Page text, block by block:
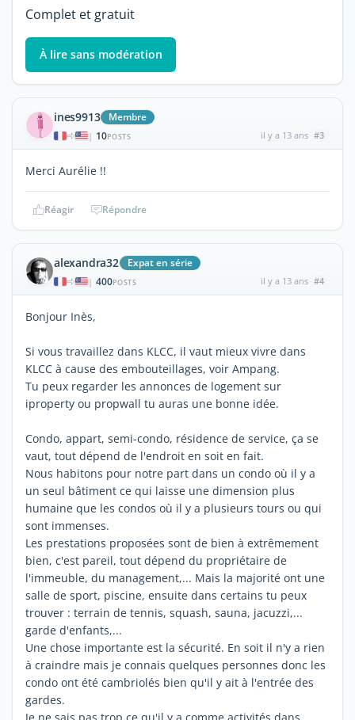
Complet et gratuit
À lire sans modération
ines9913 Membre
| 10POSTS il y a 13 ans #3
Merci Aurélie !!
Réagir Répondre
alexandra32 Expat en série
| 400POSTS il y a 13 ans #4
Bonjour Inès,
Si vous travaillez dans KLCC, il vaut mieux vivre dans
KLCC à cause des embouteillages, voir Ampang.
Tu peux regarder les annonces de logement sur
iproperty ou propwall tu auras une bonne idée.
Condo, appart, semi-condo, résidence de service, ça se
vaut, tout dépend de l'endroit en soit en fait.
Nous habitons pour notre part dans un condo où il y a
un seul bâtiment ce qui laisse une dimension plus
humaine que les condos où il y a plusieurs tours ou qui
sont immenses.
Les prestations proposées sont de bien à extrêmement
bien, c'est pareil, tout dépend du propriétaire de
l'immeuble, du management,... Mais la majorité ont une
salle de sport, piscine, ensuite dans certains tu peux
trouver : terrain de tennis, squash, sauna, jacuzzi,...
garde d'enfants,...
Une chose importante est la sécurité. En soit il n'y a rien
à craindre mais je connais quelques personnes donc les
condo ont été cambriolés bien qu'il y ait à l'entrée des
gardes.